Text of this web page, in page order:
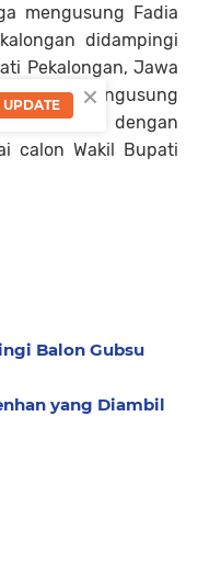
mengusung Fadia
didampingi
Pekalongan, Jawa
mengusung
Bupati dengan
calon Wakil Bupati
Balon Gubsu
yang Diambil
×
UPDATE